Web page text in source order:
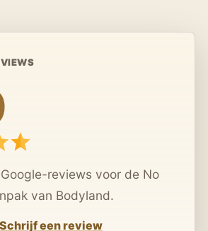
reviews voor de No
van Bodyland.
Schrijf een review